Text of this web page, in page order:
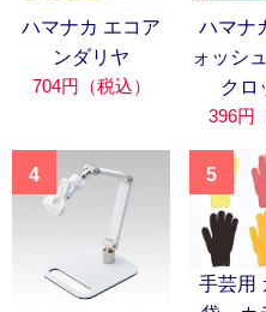
ハマナカ エコア
ンダリヤ
704円（税込）
ハマナ
ォッシ
クロ
396円
4 5
手芸用